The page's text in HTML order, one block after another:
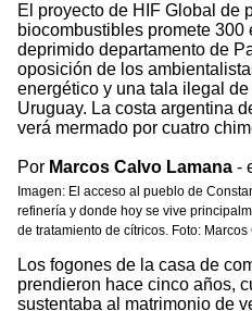
El proyecto de HIF Global de
biocombustibles promete 300
deprimido departamento de
oposición de los
energético y una tala ilegal
Uruguay. La costa argentina
verá mermado por cuatro
Por Marcos Calvo Lamana -
Imagen: El acceso al pueblo de
refinería y donde hoy se vive
de tratamiento de cítricos. Foto:
Los fogones de la casa de
prendieron hace cinco años,
sustentaba al matrimonio de